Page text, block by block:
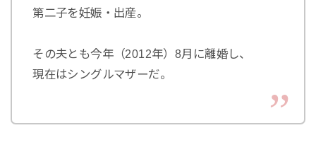
第二子を妊娠・出産。
その夫とも今年（2012年）8月に離婚し、
現在はシングルマザーだ。